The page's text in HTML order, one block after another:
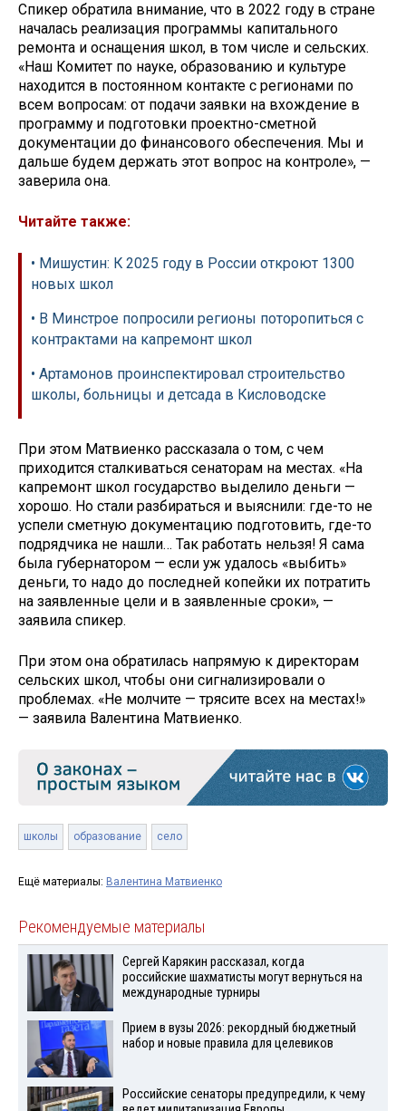
Спикер обратила внимание, что в 2022 году в стране
началась реализация программы капитального
ремонта и оснащения школ, в том числе и сельских.
«Наш Комитет по науке, образованию и культуре
находится в постоянном контакте с регионами по
всем вопросам: от подачи заявки на вхождение в
программу и подготовки проектно-сметной
документации до финансового обеспечения. Мы и
дальше будем держать этот вопрос на контроле», —
заверила она.
Читайте также:
• Мишустин: К 2025 году в России откроют 1300
новых школ
• В Минстрое попросили регионы поторопиться с
контрактами на капремонт школ
• Артамонов проинспектировал строительство
школы, больницы и детсада в Кисловодске
При этом Матвиенко рассказала о том, с чем
приходится сталкиваться сенаторам на местах. «На
капремонт школ государство выделило деньги —
хорошо. Но стали разбираться и выяснили: где-то не
успели сметную документацию подготовить, где-то
подрядчика не нашли… Так работать нельзя! Я сама
была губернатором — если уж удалось «выбить»
деньги, то надо до последней копейки их потратить
на заявленные цели и в заявленные сроки», —
заявила спикер.
При этом она обратилась напрямую к директорам
сельских школ, чтобы они сигнализировали о
проблемах. «Не молчите — трясите всех на местах!»
— заявила Валентина Матвиенко.
школы образование село
Ещё материалы: Валентина Матвиенко
Рекомендуемые материалы
Сергей Карякин рассказал, когда
российские шахматисты могут вернуться на
международные турниры
Прием в вузы 2026: рекордный бюджетный
набор и новые правила для целевиков
Российские сенаторы предупредили, к чему